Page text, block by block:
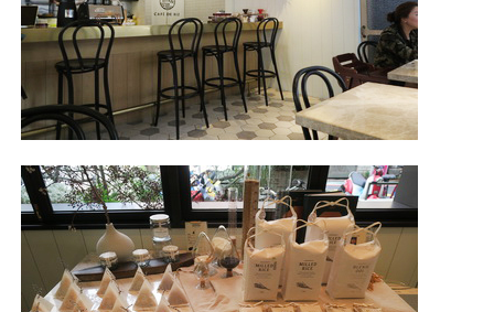
關於Yilan
個人著作
活動實況記錄
媒體報導一覽
合作與代言
訂閱電子報